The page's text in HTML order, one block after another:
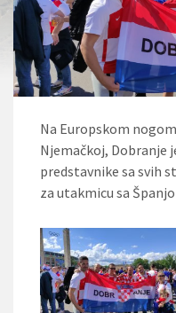
Na Europskom
Njemačkoj, Dobranje
predstavnike sa svih
za utakmicu sa